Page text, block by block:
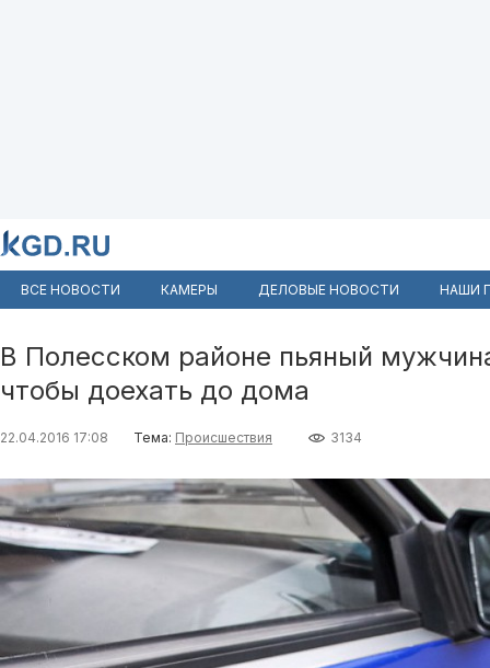
ВСЕ НОВОСТИ КАМЕРЫ ДЕЛОВЫЕ НОВОСТИ НАШИ
В Полесском районе пьяный
чтобы доехать до дома
22.04.2016 17:08 Тема: Происшествия 3134